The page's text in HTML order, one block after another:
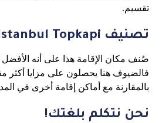
تقسيم.
تصنيف Uranus Istanbul Topkapi
صُنف مكان الإقامة هذا على أنه
فالضيوف هنا يحصلون على مزايا أكثر
بالمقارنة مع أماكن إقامة أخرى في
نحن نتكلم بلغتك!